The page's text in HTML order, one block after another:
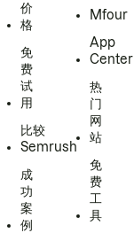
价
格
免
费
试
用
比较
Semrush
成
功
案
例
Mfour
App
Center
热
门
网
站
免
费
工
具